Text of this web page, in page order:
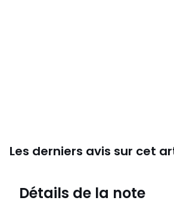
Les derniers avis sur cet
4,2
Détails de la note